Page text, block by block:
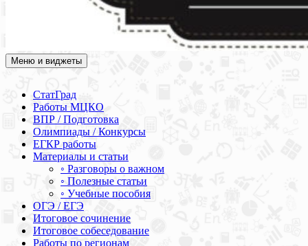
Академия СОВА
Подготовка к ЕГЭ, ОГЭ, ВПР, МЦКО, СтатГрад, КДР, ВОШ,
Меню и виджеты
СтатГрад
Работы МЦКО
ВПР / Подготовка
Олимпиады / Конкурсы
ЕГКР работы
Материалы и статьи
◦ Разговоры о важном
◦ Полезные статьи
◦ Учебные пособия
ОГЭ / ЕГЭ
Итоговое сочинение
Итоговое собеседование
Работы по регионам